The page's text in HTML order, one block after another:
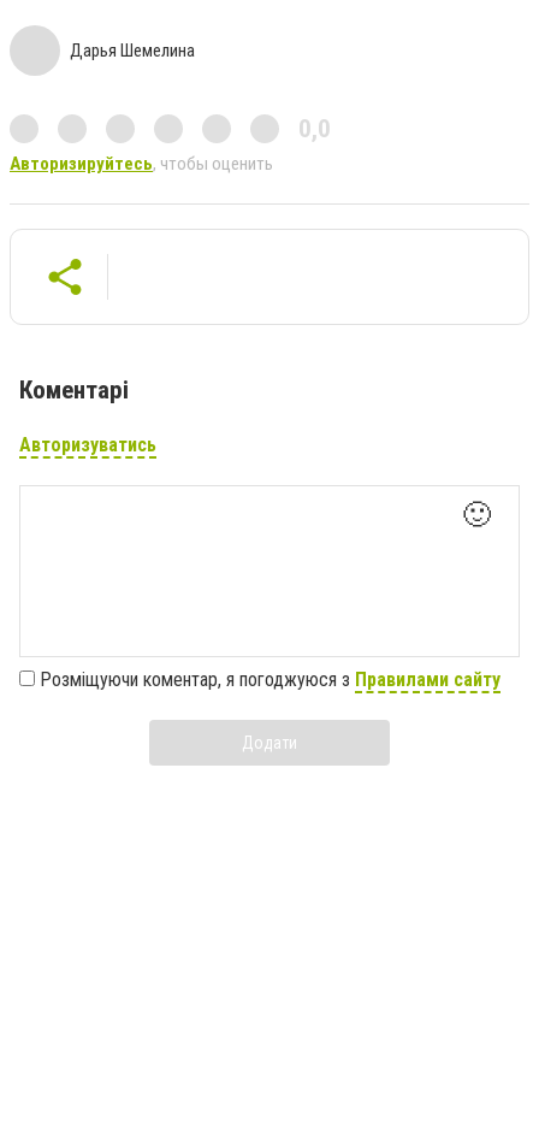
Дарья Шемелина
0,0
Авторизируйтесь, чтобы оценить
Коментарі
Авторизуватись
🙂
Розміщуючи коментар, я погоджуюся з Правилами сайту
Додати